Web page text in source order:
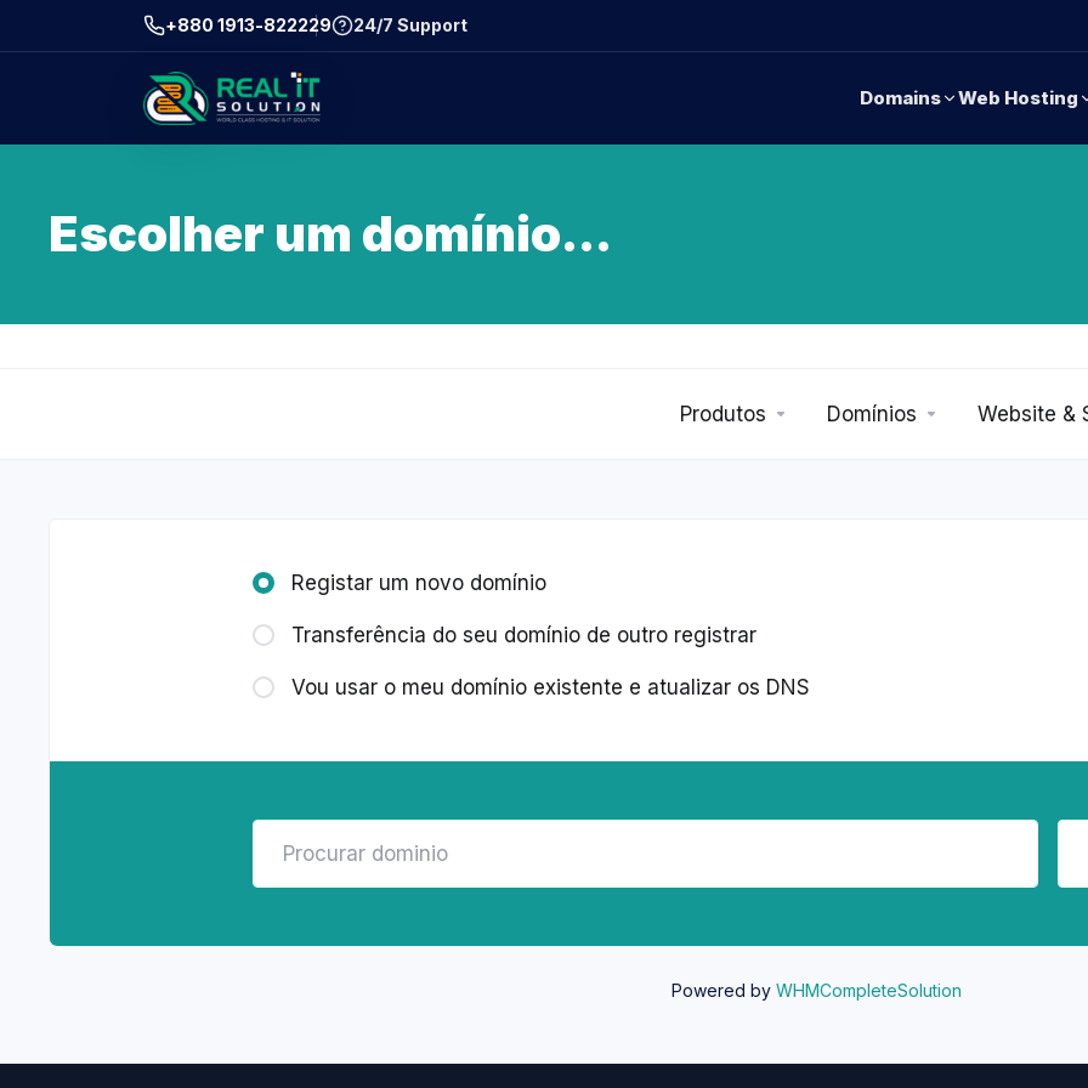
+880 1913-822229 24/7 Support
Domains Web Hosting
Escolher um domínio...
Produtos Domínios Website &
Registar um novo domínio
Transferência do seu domínio de outro registrar
Vou usar o meu domínio existente e atualizar os DNS
Powered by WHMCompleteSolution